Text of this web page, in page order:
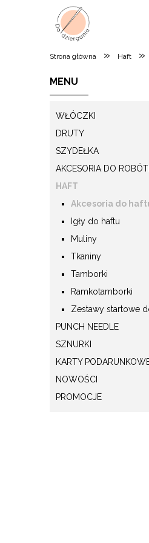
Strona główna » Haft »
MENU
WŁÓCZKI
DRUTY
SZYDEŁKA
AKCESORIA DO
HAFT
Akcesoria do
Igły do haftu
Muliny
Tkaniny
Tamborki
Ramkotamborki
Zestawy startowe
PUNCH NEEDLE
SZNURKI
KARTY
NOWOŚCI
PROMOCJE